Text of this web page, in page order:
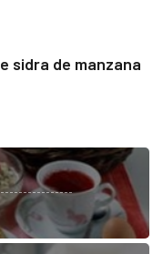
sidra de manzana